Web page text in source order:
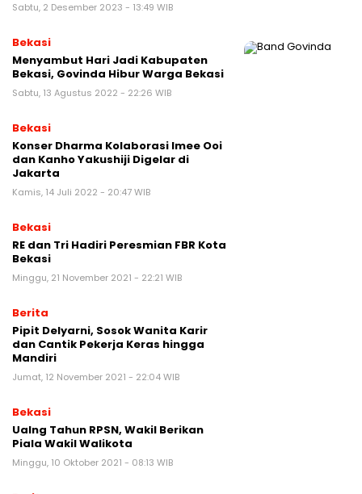
Sabtu, 2 Desember 2023 - 13:49 WIB
Bekasi
Menyambut Hari Jadi Kabupaten
Bekasi, Govinda Hibur Warga Bekasi
Sabtu, 13 Agustus 2022 - 22:26 WIB
Bekasi
Konser Dharma Kolaborasi Imee Ooi
dan Kanho Yakushiji Digelar di
Jakarta
Kamis, 14 Juli 2022 - 20:47 WIB
Bekasi
RE dan Tri Hadiri Peresmian FBR Kota
Bekasi
Minggu, 21 November 2021 - 22:21 WIB
Berita
Pipit Delyarni, Sosok Wanita Karir
dan Cantik Pekerja Keras hingga
Mandiri
Jumat, 12 November 2021 - 22:04 WIB
Bekasi
Ualng Tahun RPSN, Wakil Berikan
Piala Wakil Walikota
Minggu, 10 Oktober 2021 - 08:13 WIB